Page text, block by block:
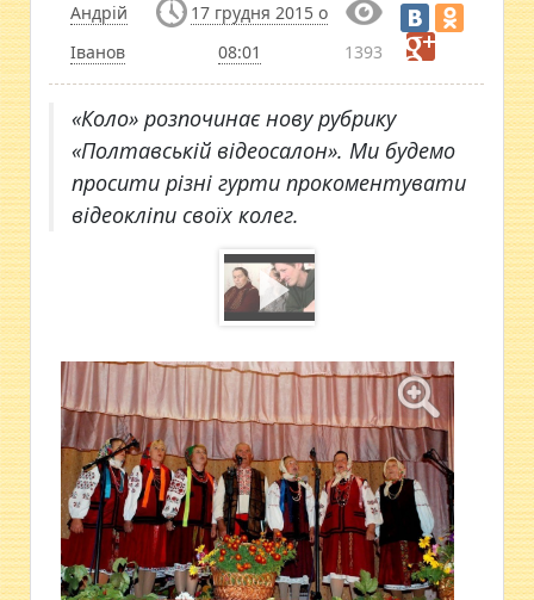
Андрій
Іванов
17 грудня 2015 о
08:01
1393
«Коло» розпочинає нову рубрику
«Полтавській відеосалон». Ми будемо
просити різні гурти прокоментувати
відеокліпи своїх колег.